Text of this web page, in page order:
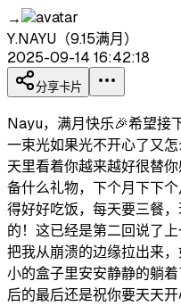
→
Y.NAYU（9.15满月）
2025-09-14 16:42:18
分享卡片
Nayu，满月快乐🎉希望接
一束光如果光不开心了又
天里看着你越来越好很替
备什么礼物，下个月下下
得好好吃饭，每天要三餐
的！这已经是第二回说了
把我从崩溃的边缘拉出来
小的盒子里安安静静的躺
后的最后还是祝你要天天